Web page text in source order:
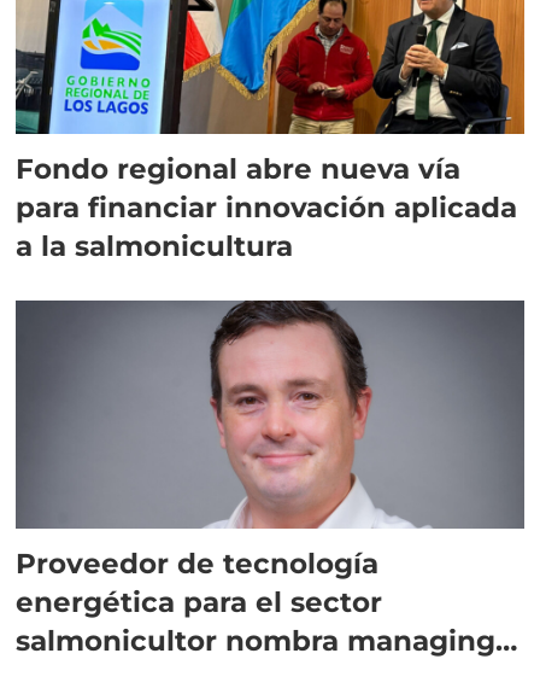
Fondo regional abre nueva vía
para financiar innovación aplicada
a la salmonicultura
Proveedor de tecnología
energética para el sector
salmonicultor nombra managing